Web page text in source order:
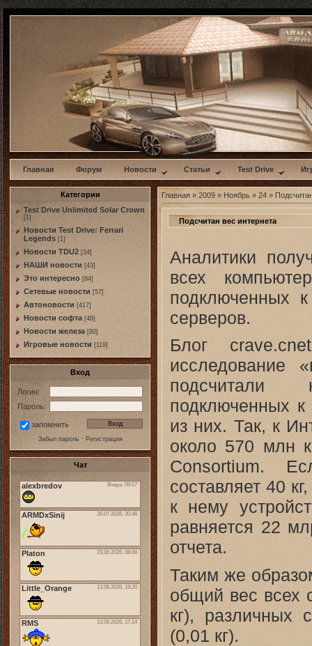
w
Главная Форум Новости Статьи Test Drive
Категории
Test Drive Unlimited Solar Crown
[1]
Новости Test Drive: Ferrari
Legends [1]
Новости TDU2 [34]
НАШИ новости [43]
Это интересно [84]
Сетевые новости [57]
Автоновости [417]
Новости софта [48]
Новоcти железа [90]
Игровые новости [119]
Вход
Логин:
Пароль:
запомнить
Забыл пароль· Регистрация
Чат
Главная » 2009 » Ноябрь » 24 »
Подсчитан вес интернета
Аналитики
всех
подключенных
серверов.
Блог
исследование
подсчитали
подключенных
из них. Так, к
около 570 млн
Consortium.
составляет 40
к нему
равняется 22
отчета.
Таким же
общий вес всех
кг), различных
(0,01 кг).